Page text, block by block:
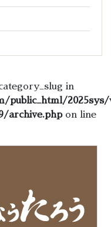
in
public_html/2025sys/
archive.phpon line